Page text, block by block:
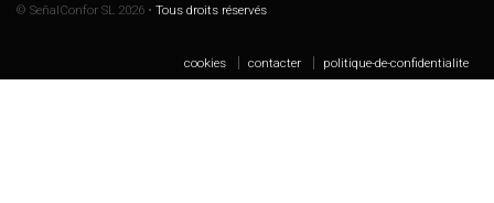
© SeñalConfor SL 2026 • Tous droits réservés
cookies contacter politique-de-confidentialite